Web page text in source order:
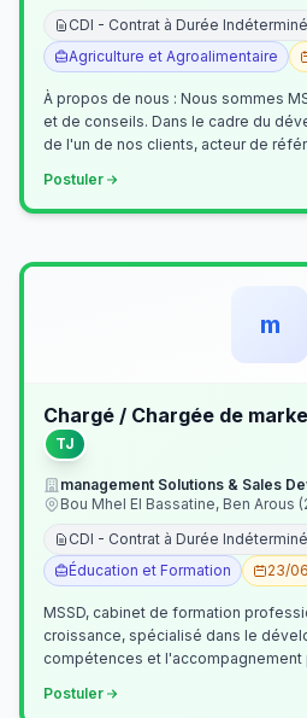
CDI - Contrat à Durée
Agriculture et Agroalimentaire
À propos de nous : Nous sommes
et de conseils. Dans le cadre du
de l'un de nos clients, acteur de
Postuler
m
Chargé / Chargée de
TJ
management Solutions & Sales
Bou Mhel El Bassatine, Ben Arous
CDI - Contrat à Durée
Éducation et Formation
23/06
MSSD, cabinet de formation
croissance, spécialisé dans le
compétences et
Postuler